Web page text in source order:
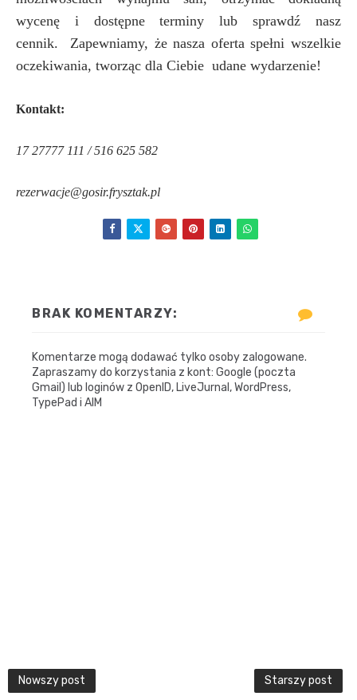
wycenę i dostępne terminy lub sprawdź nasz
cennik.
Zapewniamy, że nasza oferta spełni wszelkie
oczekiwania, tworząc dla Ciebie udane wydarzenie!
Kontakt:
17 27777 111 / 516 625 582
rezerwacje@gosir.frysztak.pl
BRAK KOMENTARZY:
Komentarze mogą dodawać tylko osoby zalogowane.
Zapraszamy do korzystania z kont: Google (poczta
Gmail) lub loginów z OpenID, LiveJurnal, WordPress,
TypePad i AIM
Nowszy post Starszy post